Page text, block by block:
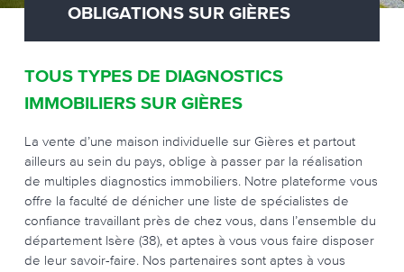
OBLIGATIONS SUR GIÈRES
TOUS TYPES DE DIAGNOSTICS
IMMOBILIERS SUR GIÈRES
La vente d’une maison individuelle sur Gières et partout
ailleurs au sein du pays, oblige à passer par la réalisation
de multiples diagnostics immobiliers. Notre plateforme vous
offre la faculté de dénicher une liste de spécialistes de
confiance travaillant près de chez vous, dans l’ensemble du
département Isère (38), et aptes à vous vous faire disposer
de leur savoir-faire. Nos partenaires sont aptes à vous